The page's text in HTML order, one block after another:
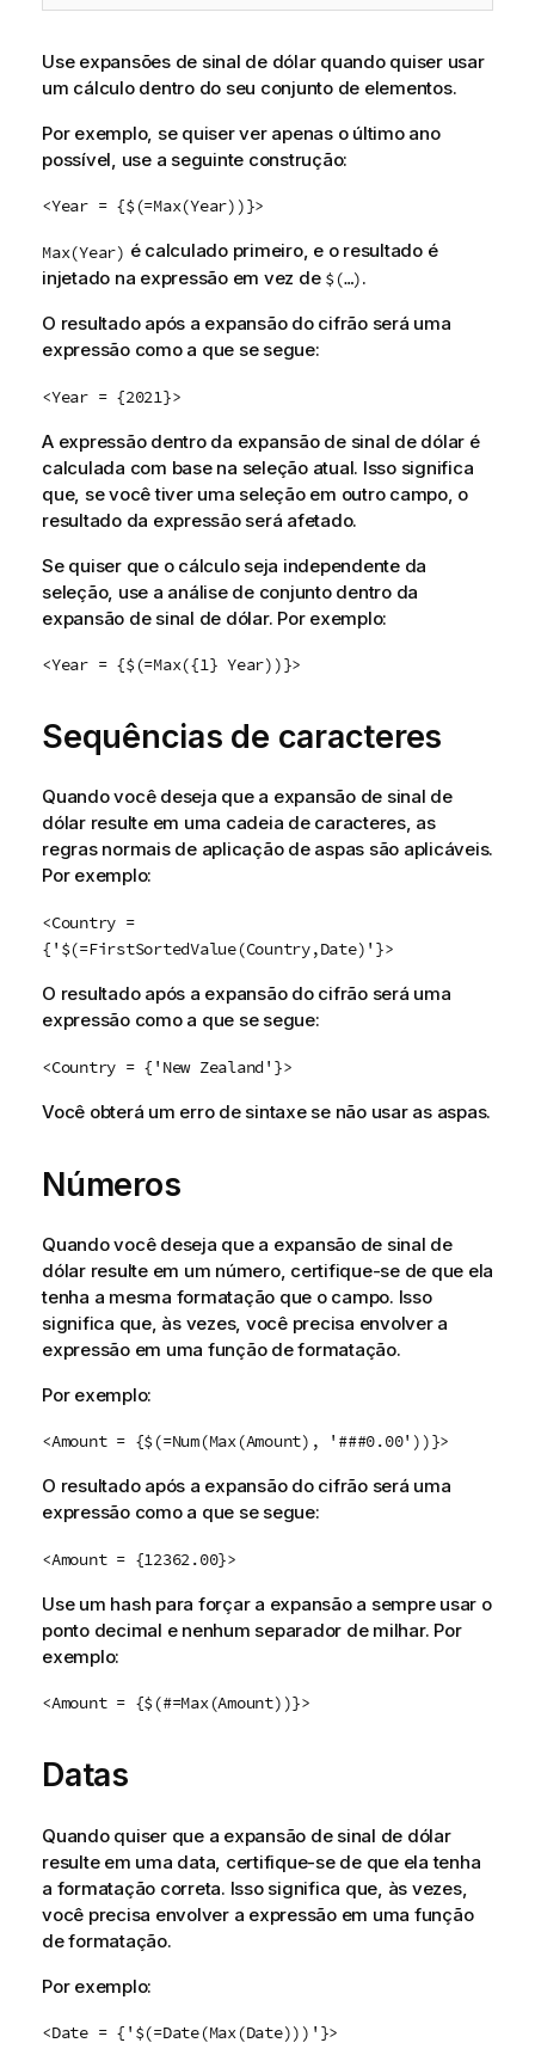
Use expansões de sinal de dólar quando quiser usar
um cálculo dentro do seu conjunto de elementos.
Por exemplo, se quiser ver apenas o último ano
possível, use a seguinte construção:
<Year = {$(=Max(Year))}>
Max(Year) é calculado primeiro, e o resultado é
injetado na expressão em vez de $(…).
O resultado após a expansão do cifrão será uma
expressão como a que se segue:
<Year = {2021}>
A expressão dentro da expansão de sinal de dólar é
calculada com base na seleção atual. Isso significa
que, se você tiver uma seleção em outro campo, o
resultado da expressão será afetado.
Se quiser que o cálculo seja independente da
seleção, use a análise de conjunto dentro da
expansão de sinal de dólar. Por exemplo:
<Year = {$(=Max({1} Year))}>
Sequências de caracteres
Quando você deseja que a expansão de sinal de
dólar resulte em uma cadeia de caracteres, as
regras normais de aplicação de aspas são aplicáveis.
Por exemplo:
<Country =
{'$(=FirstSortedValue(Country,Date)'}>
O resultado após a expansão do cifrão será uma
expressão como a que se segue:
<Country = {'New Zealand'}>
Você obterá um erro de sintaxe se não usar as aspas.
Números
Quando você deseja que a expansão de sinal de
dólar resulte em um número, certifique-se de que ela
tenha a mesma formatação que o campo. Isso
significa que, às vezes, você precisa envolver a
expressão em uma função de formatação.
Por exemplo:
<Amount = {$(=Num(Max(Amount), '###0.00'))}>
O resultado após a expansão do cifrão será uma
expressão como a que se segue:
<Amount = {12362.00}>
Use um hash para forçar a expansão a sempre usar o
ponto decimal e nenhum separador de milhar. Por
exemplo:
<Amount = {$(#=Max(Amount))}>
Datas
Quando quiser que a expansão de sinal de dólar
resulte em uma data, certifique-se de que ela tenha
a formatação correta. Isso significa que, às vezes,
você precisa envolver a expressão em uma função
de formatação.
Por exemplo:
<Date = {'$(=Date(Max(Date)))'}>